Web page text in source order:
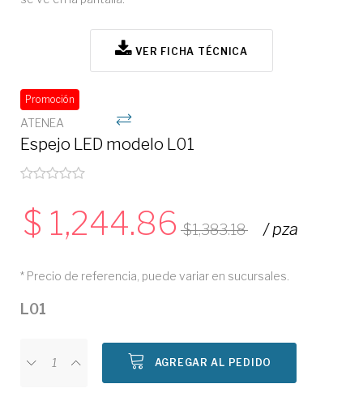
VER FICHA TÉCNICA
Promoción
ATENEA
Espejo LED modelo L01
1,244.86 1,383.18 / pza
* Precio de referencia, puede variar en sucursales.
L01
AGREGAR AL PEDIDO